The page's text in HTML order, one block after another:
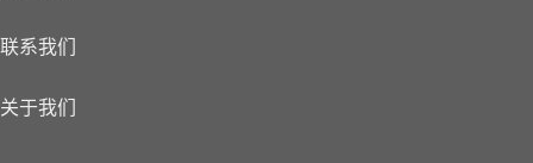
联系我们
关于我们